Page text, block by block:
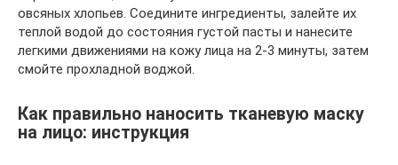
овсяных хлопьев. Соедините ингредиенты, залейте их
теплой водой до состояния густой пасты и нанесите
легкими движениями на кожу лица на 2-3 минуты, затем
смойте прохладной воджой.
Как правильно наносить тканевую маску
на лицо: инструкция